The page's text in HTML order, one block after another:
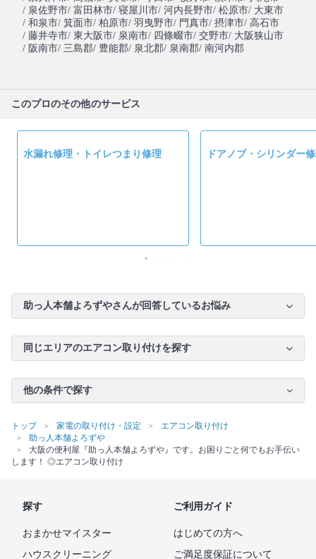
/ 泉佐野市/ 富田林市/ 寝屋川市/ 河内長野市/ 松原市/ 大東市
/ 和泉市/ 箕面市/ 柏原市/ 羽曳野市/ 門真市/ 摂津市/ 高石市
/ 藤井寺市/ 東大阪市/ 泉南市/ 四條畷市/ 交野市/ 大阪狭山市
/ 阪南市/ 三島郡/ 豊能郡/ 泉北郡/ 泉南郡/ 南河内郡
このプロのその他のサービス
水漏れ修理・トイレつまり修理 ドアノブ・シリンダー
助っ人本舗よろずやさんが回答しているお悩み
同じエリアのエアコン取り付けを探す
他の条件で探す
トップ 家電の取り付け・設定
エアコン取り付け
助っ人本舗よろずや
大阪の便利屋『助っ人本舗よろずや』です。お困りごと何でもお手伝い
します！ ◎エアコン取り付け
探す
おまかせマイスター
ハウスクリーニング
ご利用ガイド
はじめての方へ
ご満足度保証について